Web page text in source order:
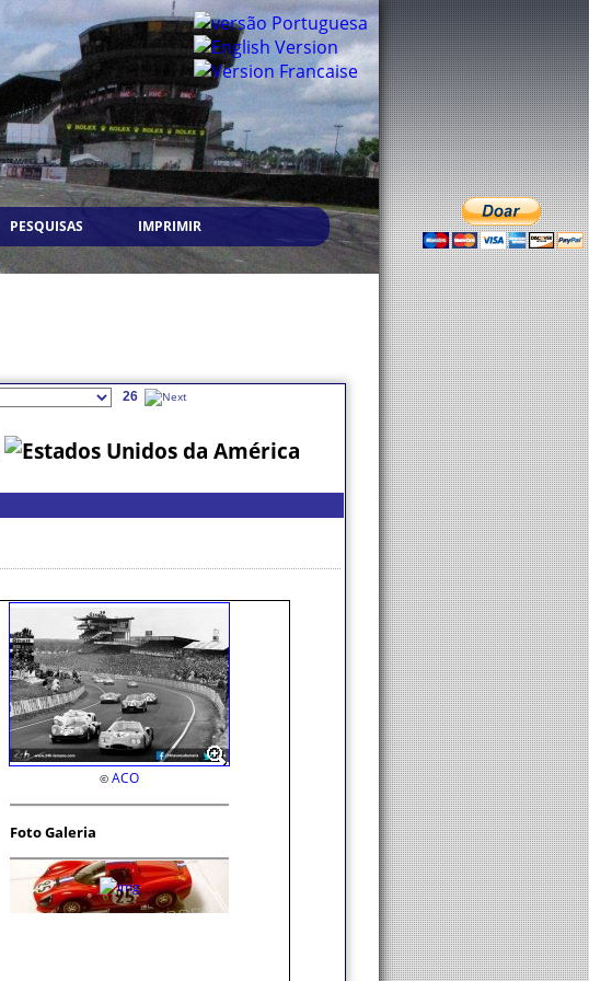
PESQUISAS IMPRIMIR
26
© ACO
Foto Galeria